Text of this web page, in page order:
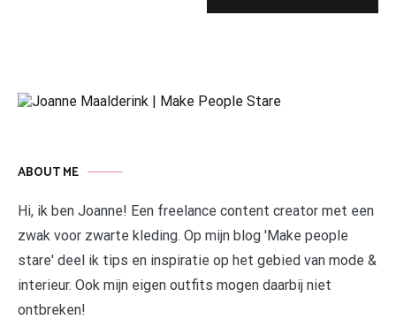
ABOUT ME
Hi, ik ben Joanne! Een freelance content creator met een
zwak voor zwarte kleding. Op mijn blog 'Make people
stare' deel ik tips en inspiratie op het gebied van mode &
interieur. Ook mijn eigen outfits mogen daarbij niet
ontbreken!